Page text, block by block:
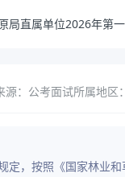
局直属单位2026年第
源：公考面试所属地区
定，按照《国家林业